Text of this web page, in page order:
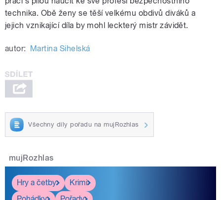
technika. Obě ženy se těší velkému obdivů diváků a
jejich vznikající díla by mohl leckterý mistr závidět.
autor: Martina Sihelská
Všechny díly pořadu na mujRozhlas
mujRozhlas
Hry a četby
Krimi